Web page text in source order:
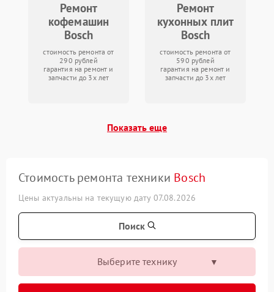
Ремонт
кофемашин
Bosch
стоимость ремонта от
290 рублей
гарантия на ремонт и
запчасти до 3х лет
Ремонт
кухонных плит
Bosch
стоимость ремонта от
590 рублей
гарантия на ремонт и
запчасти до 3х лет
Показать еще
Стоимость ремонта техники Bosch
Цены актуальны на текущую дату 07.08.2026
Поиск
Выберите технику